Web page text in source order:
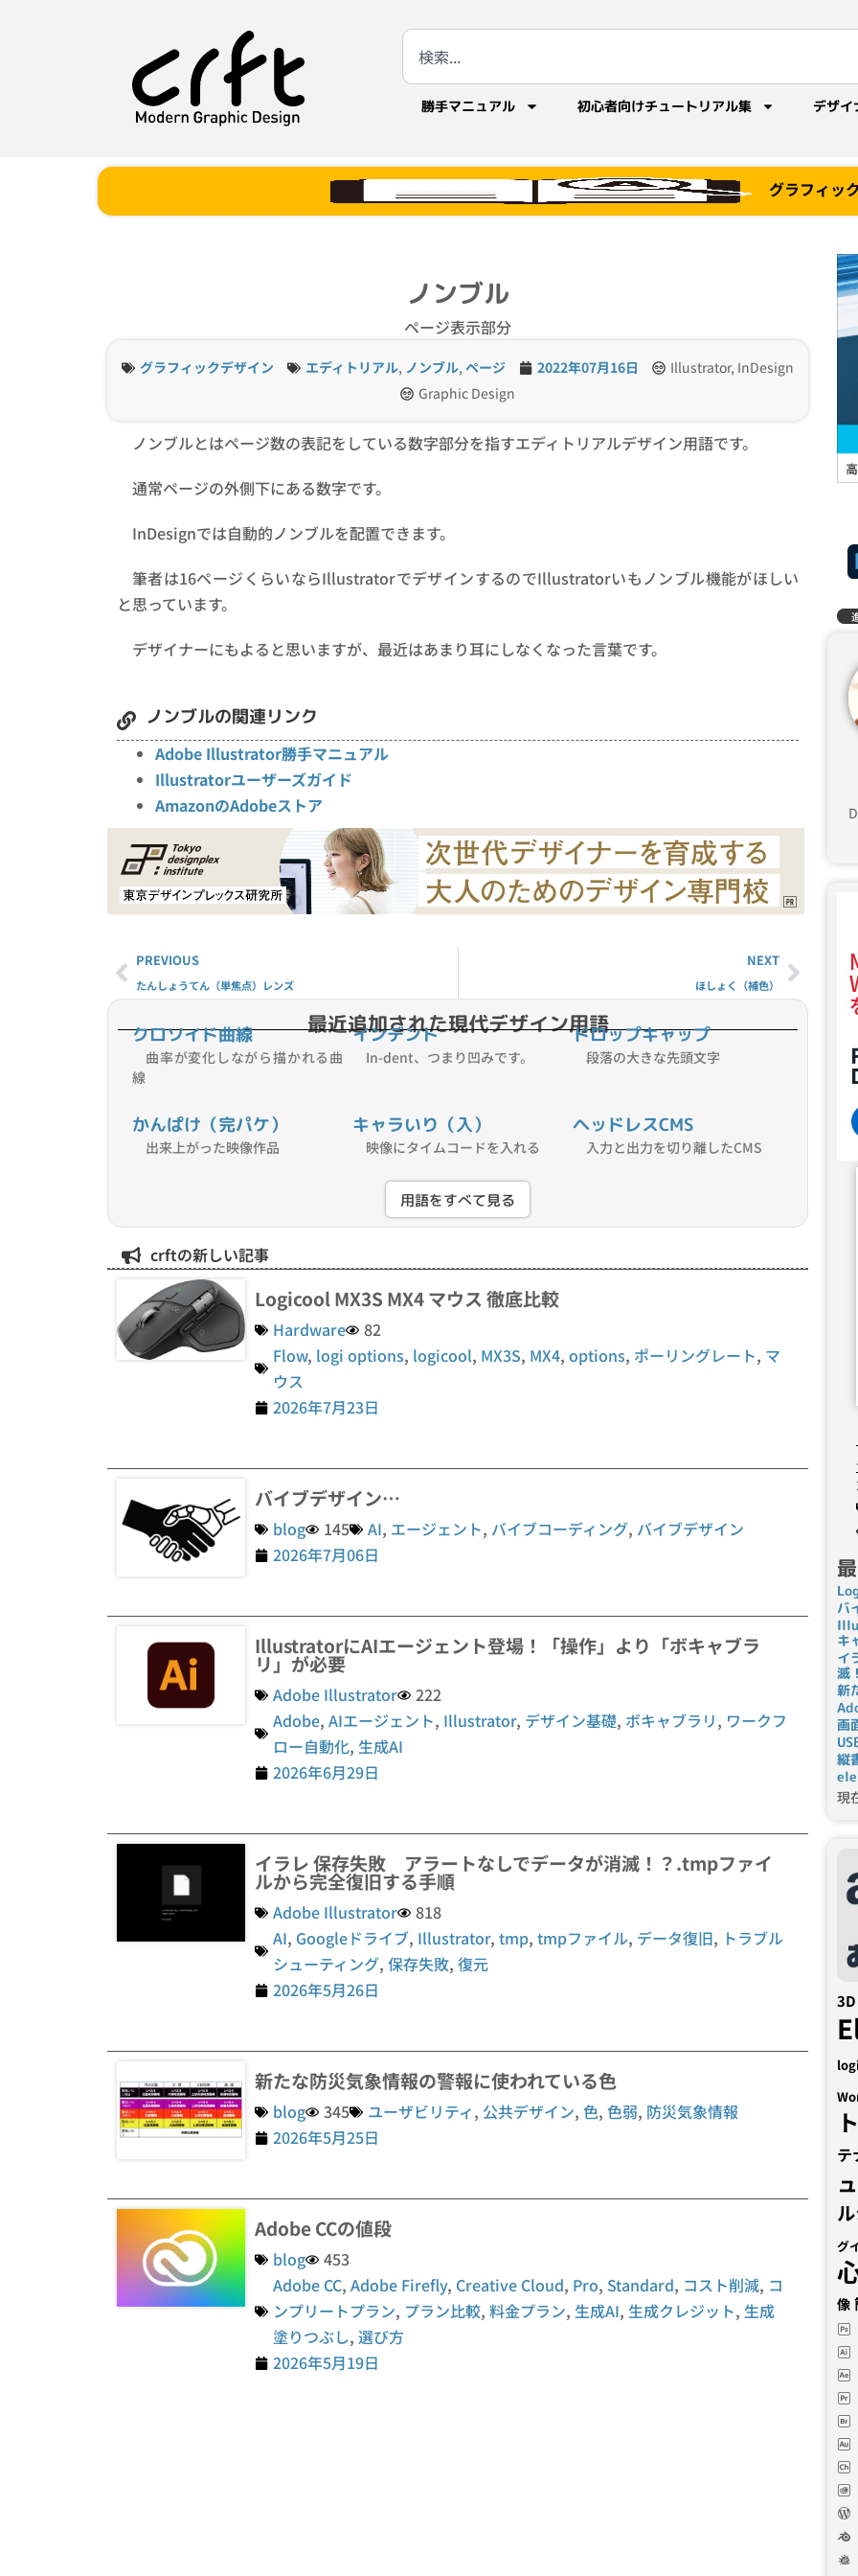
勝手マニュアル 初心者向けチュートリアル集 デザイ
グラフィッ
ノンブル
ページ表示部分
グラフィックデザイン エディトリアル, ノンブル,ページ 2022年07月16日
Illustrator, InDesign
Graphic Design
ノンブルとはページ数の表記をしている数字部分を指すエディトリアルデザイン用語です。
通常ページの外側下にある数字です。
InDesignでは自動的ノンブルを配置できます。
筆者は16ページくらいならIllustratorでデザインするのでIllustratorいもノンブル機能がほしい
と思っています。
デザイナーにもよると思いますが、最近はあまり耳にしなくなった言葉です。
ノンブルの関連リンク
Adobe Illustrator勝手マニュアル
Illustratorユーザーズガイド
AmazonのAdobeストア
PREVIOUS
たんしょうてん（単焦点）レンズ
NEXT
ほしょく（補色）
最近追加された現代デザイン用語
クロソイド曲線
曲率が変化しながら描かれる曲
線
インデント
In-dent、つまり凹みです。
ドロップキャップ
段落の大きな先頭文字
かんぱけ（完パケ）
出来上がった映像作品
キャラいり（入）
映像にタイムコードを入れる
ヘッドレスCMS
入力と出力を切り離したCMS
用語をすべて見る
crftの新しい記事
Logicool MX3S MX4 マウス 徹底比較
Hardware
82
Flow, logi options, logicool, MX3S, MX4, options, ポーリングレート, マ
ウス
2026年7月23日
バイブデザイン…
blog 145 AI, エージェント, バイブコーディング, バイブデザイン
2026年7月06日
IllustratorにAIエージェント登場！「操作」より「ボキャブラ
リ」が必要
Adobe Illustrator
222
Adobe, AIエージェント, Illustrator, デザイン基礎, ボキャブラリ, ワークフ
ロー自動化, 生成AI
2026年6月29日
イラレ 保存失敗 アラートなしでデータが消滅！？.tmpファイ
ルから完全復旧する手順
Adobe Illustrator
818
AI, Googleドライブ, Illustrator, tmp, tmpファイル, データ復旧, トラブル
シューティング, 保存失敗, 復元
2026年5月26日
新たな防災気象情報の警報に使われている色
blog 345 ユーザビリティ, 公共デザイン, 色, 色弱, 防災気象情報
2026年5月25日
Adobe CCの値段
blog
453
Adobe CC, Adobe Firefly, Creative Cloud, Pro, Standard, コスト削減, コ
ンプリートプラン, プラン比較, 料金プラン, 生成AI, 生成クレジット, 生成
塗りつぶし, 選び方
2026年5月19日
バ
キ
イ
滅
新
画
縦
現
3D
テ
グ
像